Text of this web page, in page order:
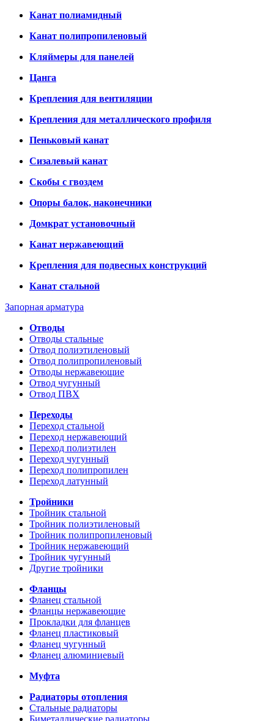
Канат полиамидный
Канат полипропиленовый
Кляймеры для панелей
Цанга
Крепления для вентиляции
Крепления для металлического профиля
Пеньковый канат
Сизалевый канат
Скобы с гвоздем
Опоры балок, наконечники
Домкрат установочный
Канат нержавеющий
Крепления для подвесных конструкций
Канат стальной
Запорная арматура
Отводы
Отводы стальные
Отвод полиэтиленовый
Отвод полипропиленовый
Отводы нержавеющие
Отвод чугунный
Отвод ПВХ
Переходы
Переход стальной
Переход нержавеющий
Переход полиэтилен
Переход чугунный
Переход полипропилен
Переход латунный
Тройники
Тройник стальной
Тройник полиэтиленовый
Тройник полипропиленовый
Тройник нержавеющий
Тройник чугунный
Другие тройники
Фланцы
Фланец стальной
Фланцы нержавеющие
Прокладки для фланцев
Фланец пластиковый
Фланец чугунный
Фланец алюминиевый
Муфта
Радиаторы отопления
Стальные радиаторы
Биметаллические радиаторы